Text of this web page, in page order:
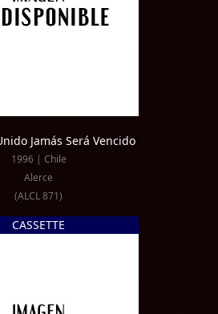
Jamás Será Vencido
1996 | Chile
Alerce
(ALCL 871)
CASSETTE